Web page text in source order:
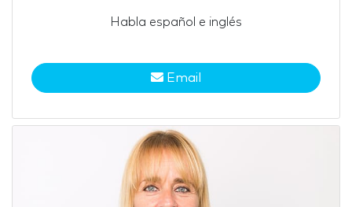
Habla español e inglés
Email